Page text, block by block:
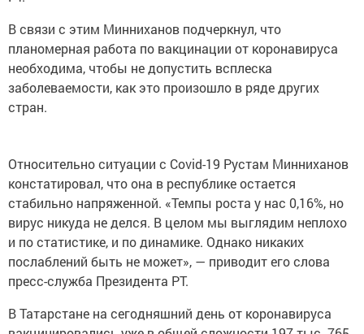
В связи с этим Минниханов подчеркнул, что
планомерная работа по вакцинации от коронавируса
необходима, чтобы не допустить всплеска
заболеваемости, как это произошло в ряде других
стран.
Относительно ситуации с Covid-19 Рустам Минниханов
констатировал, что она в республике остается
стабильно напряженной. «Темпы роста у нас 0,16%, но
вирус никуда не делся. В целом мы выглядим неплохо
и по статистике, и по динамике. Однако никаких
послаблений быть не может», — приводит его слова
пресс-служба Президента РТ.
В Татарстане на сегодняшний день от коронавируса